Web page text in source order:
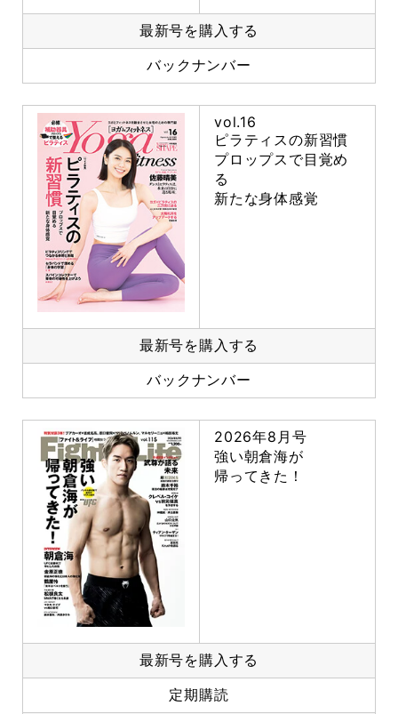
最新号を購入する
バックナンバー
vol.16
ピラティスの新習慣
プロップスで目覚め
る
新たな身体感覚
最新号を購入する
バックナンバー
2026年8月号
強い朝倉海が
帰ってきた！
最新号を購入する
定期購読